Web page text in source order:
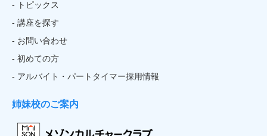
- トピックス
- 講座を探す
- お問い合わせ
- 初めての方
- アルバイト・パートタイマー採用情報
姉妹校のご案内